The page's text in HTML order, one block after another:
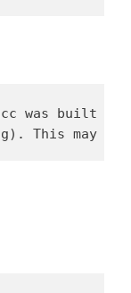
gcc was built